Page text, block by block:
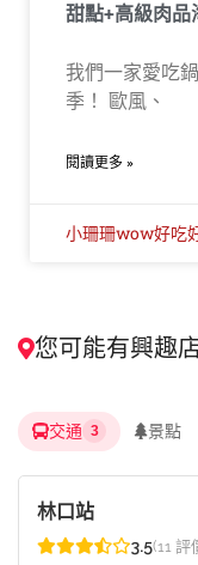
甜點+高級肉品
我們一家愛吃
季！ 歐風、
閱讀更多 »
小珊珊wow好吃
您可能有興趣
交通 3 景點
林口站
3.5(11 評